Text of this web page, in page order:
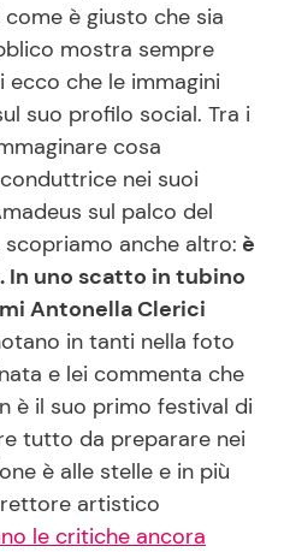
Ricette Feste
Ricette per Bambini
è giusto che sia
mostra sempre
che le immagini
suo profilo social. Tra i
cosa
nei suoi
sul palco del
anche altro: è
In uno scatto in tubino
Antonella Clerici
in tanti nella foto
e lei commenta che
è il suo primo festival di
tutto da preparare nei
è alle stelle e in più
artistico
le critiche ancora